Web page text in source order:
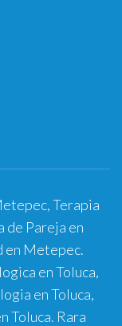
Terapia
de Pareja en
en Metepec.
en Toluca,
en Toluca,
Toluca. Rara